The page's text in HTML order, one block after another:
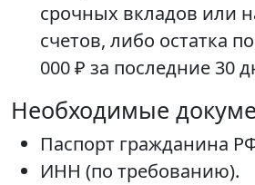
срочных вкладов или
счетов, либо остатка
000 ₽ за последние 30
Необходимые
Паспорт гражданина
ИНН (по требованию).